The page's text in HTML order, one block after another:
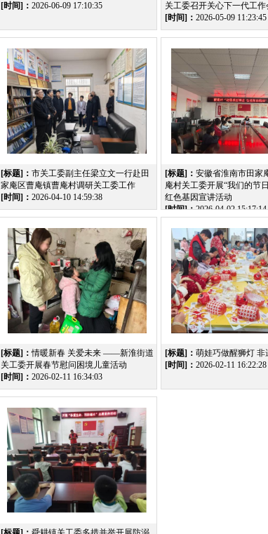
[时间]： 2026-06-09 17:10:35
关工委召开关心下一代工作
[时间]： 2026-05-09 11:23:45
[标题]： 市关工委副主任梁立文一行赴田
家庵区曹庵镇曹庵村调研关工委工作
[时间]： 2026-04-10 14:59:38
[标题]： 安徽省淮南市田家
庵村关工委开展“我们的节
红色基因宣讲活动
[时间]：2026-04-02 15:17:14
[标题]：情暖新春 关爱未来 ——新淮街道
关工委开展春节慰问困境儿童活动
[时间]： 2026-02-11 16:34:03
[标题]： 萌娃巧做醒狮灯 非
[时间]： 2026-02-11 16:22:28